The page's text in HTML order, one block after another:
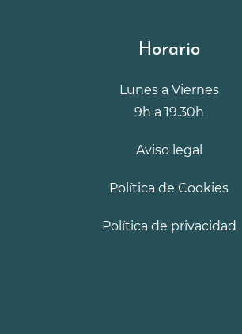
Horario
Lunes a Viernes
9h a 19.30h
Aviso legal
Política de Cookies
Política de privacidad